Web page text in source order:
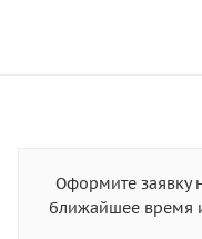
Оформите заявку
ближайшее время